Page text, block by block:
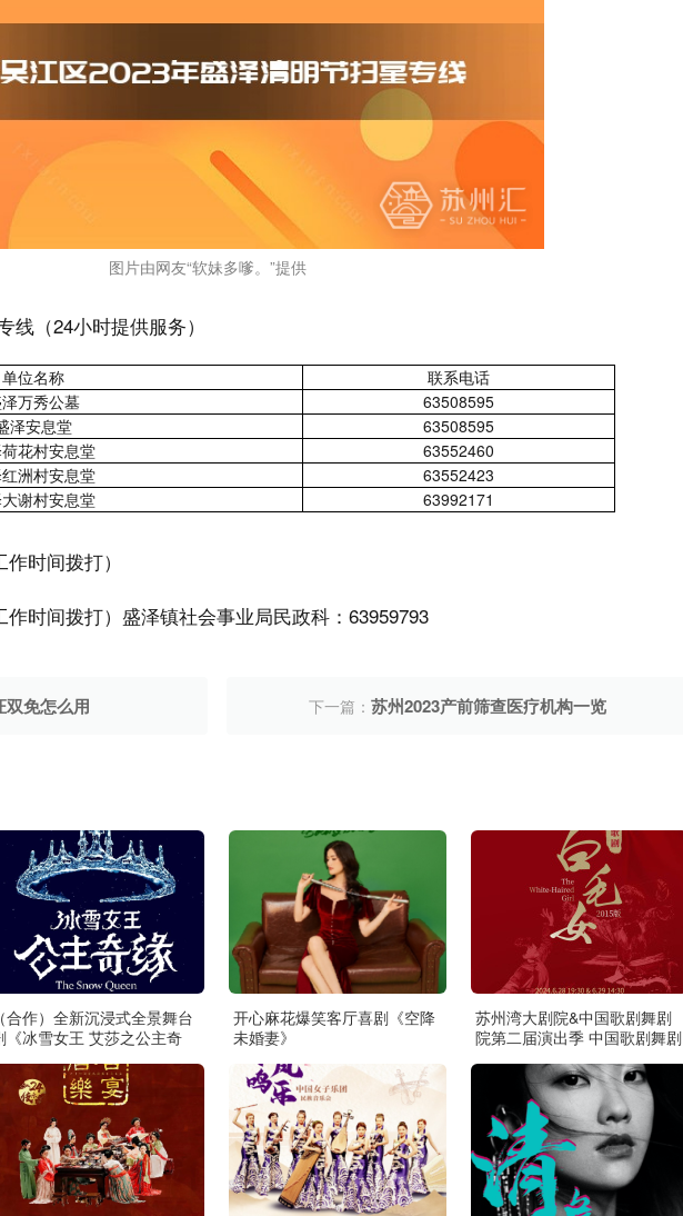
图片由网友“软妹多嗲。”提供
线（24小时提供服务）
单位名称
联系电话
万秀公墓
63508595
泽安息堂
63508595
花村安息堂
63552460
洲村安息堂
63552423
谢村安息堂
63992171
时间拨打）
时间拨打）盛泽镇社会事业局民政科：63959793
双免怎么用 下一篇： 苏州2023产前筛查医疗机构一览
（合作）全新沉浸式全景舞台
《冰雪女王 艾莎之公主奇
开心麻花爆笑客厅喜剧《空降
未婚妻》
苏州湾大剧院&中国歌剧舞剧
院第二届演出季 中国歌剧舞剧